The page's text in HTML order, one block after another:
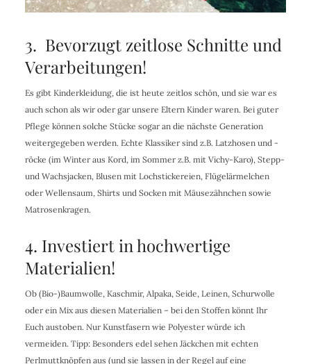
3. Bevorzugt zeitlose Schnitte und
Verarbeitungen!
Es gibt Kinderkleidung, die ist heute zeitlos schön, und sie war es
auch schon als wir oder gar unsere Eltern Kinder waren. Bei guter
Pflege können solche Stücke sogar an die nächste Generation
weitergegeben werden. Echte Klassiker sind z.B. Latzhosen und -
röcke (im Winter aus Kord, im Sommer z.B. mit Vichy-Karo), Stepp-
und Wachsjacken, Blusen mit Lochstickereien, Flügelärmelchen
oder Wellensaum, Shirts und Socken mit Mäusezähnchen sowie
Matrosenkragen.
4. Investiert in hochwertige
Materialien!
Ob (Bio-)Baumwolle, Kaschmir, Alpaka, Seide, Leinen, Schurwolle
oder ein Mix aus diesen Materialien – bei den Stoffen könnt Ihr
Euch austoben. Nur Kunstfasern wie Polyester würde ich
vermeiden. Tipp: Besonders edel sehen Jäckchen mit echten
Perlmuttknöpfen aus (und sie lassen in der Regel auf eine